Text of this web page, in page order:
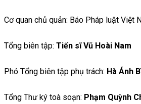
Cơ quan chủ quản: Báo Pháp luật Việt
Tổng biên tập: Tiến sĩ Vũ Hoài Nam
Phó Tổng biên tập phụ trách: Hà Ánh
Tổng Thư ký toà soạn: Phạm Quỳnh